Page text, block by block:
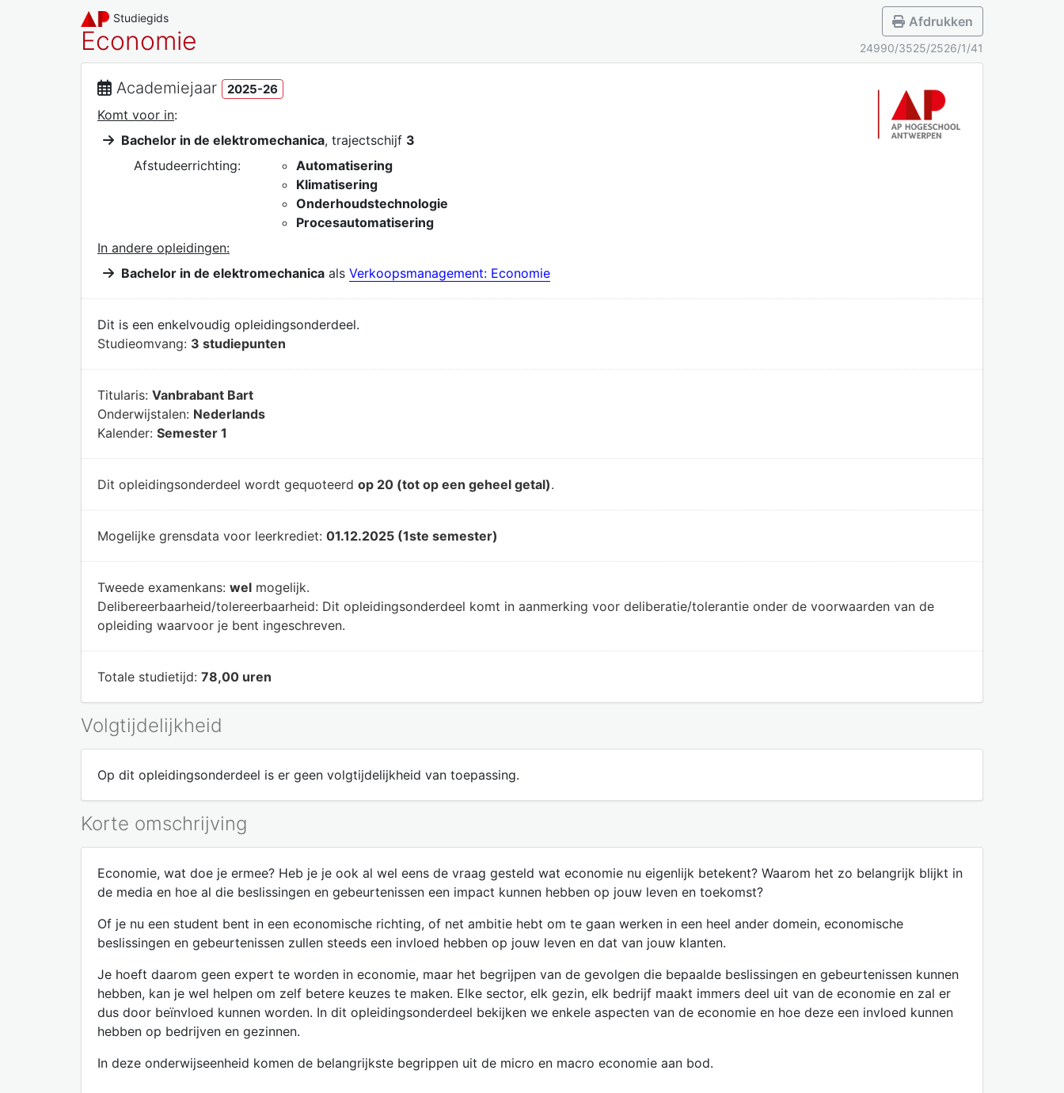
Studiegids
Economie
Afdrukken
24990/3525/2526/1/41
Academiejaar 2025-26
Komt voor in:
Bachelor in de elektromechanica, trajectschijf 3
Afstudeerrichting:
Automatisering
Klimatisering
Onderhoudstechnologie
Procesautomatisering
In andere opleidingen:
Bachelor in de elektromechanica als Verkoopsmanagement: Economie
Dit is een enkelvoudig opleidingsonderdeel.
Studieomvang: 3 studiepunten
Titularis: Vanbrabant Bart
Onderwijstalen: Nederlands
Kalender: Semester 1
Dit opleidingsonderdeel wordt gequoteerd op 20 (tot op een geheel getal).
Mogelijke grensdata voor leerkrediet: 01.12.2025 (1ste semester)
Tweede examenkans: wel mogelijk.
Delibereerbaarheid/tolereerbaarheid: Dit opleidingsonderdeel komt in aanmerking voor deliberatie/tolerantie onder de voorwaarden van de
opleiding waarvoor je bent ingeschreven.
Totale studietijd: 78,00 uren
Volgtijdelijkheid
Op dit opleidingsonderdeel is er geen volgtijdelijkheid van toepassing.
Korte omschrijving
Economie, wat doe je ermee? Heb je je ook al wel eens de vraag gesteld wat economie nu eigenlijk betekent? Waarom het zo belangrijk blijkt in
de media en hoe al die beslissingen en gebeurtenissen een impact kunnen hebben op jouw leven en toekomst?
Of je nu een student bent in een economische richting, of net ambitie hebt om te gaan werken in een heel ander domein, economische
beslissingen en gebeurtenissen zullen steeds een invloed hebben op jouw leven en dat van jouw klanten.
Je hoeft daarom geen expert te worden in economie, maar het begrijpen van de gevolgen die bepaalde beslissingen en gebeurtenissen kunnen
hebben, kan je wel helpen om zelf betere keuzes te maken. Elke sector, elk gezin, elk bedrijf maakt immers deel uit van de economie en zal er
dus door beïnvloed kunnen worden. In dit opleidingsonderdeel bekijken we enkele aspecten van de economie en hoe deze een invloed kunnen
hebben op bedrijven en gezinnen.
In deze onderwijseenheid komen de belangrijkste begrippen uit de micro en macro economie aan bod.